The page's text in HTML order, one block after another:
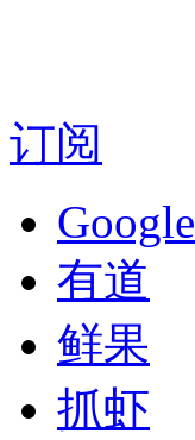
订阅
Google
有道
鲜果
抓虾